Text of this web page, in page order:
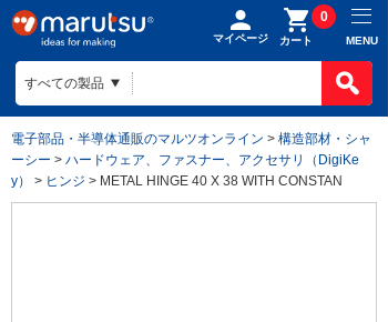
マイページ カート
0
MENU
電子部品・半導体通販のマルツオンライン > 構造部材・シャ
ーシー > ハードウェア、ファスナー、アクセサリ（DigiKe
y）
> ヒンジ > METAL HINGE 40 X 38 WITH CONSTAN